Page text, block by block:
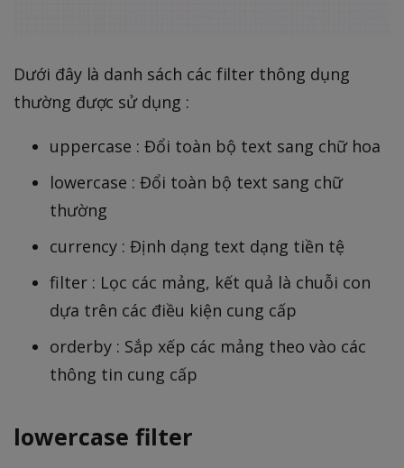
Dưới đây là danh sách các filter thông dụng
thường được sử dụng :
uppercase : Đổi toàn bộ text sang chữ hoa
lowercase : Đổi toàn bộ text sang chữ
thường
currency : Định dạng text dạng tiền tệ
filter : Lọc các mảng, kết quả là chuỗi con
dựa trên các điều kiện cung cấp
orderby : Sắp xếp các mảng theo vào các
thông tin cung cấp
lowercase filter